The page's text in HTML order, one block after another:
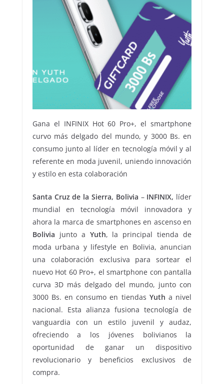
Gana el INFINIX Hot 60 Pro+, el smartphone
curvo más delgado del mundo, y 3000 Bs. en
consumo junto al líder en tecnología móvil y al
referente en moda juvenil, uniendo innovación
y estilo en esta colaboración
Santa Cruz de la Sierra, Bolivia – INFINIX, líder
mundial en tecnología móvil innovadora y
ahora la marca de smartphones en ascenso en
Bolivia junto a Yuth, la principal tienda de
moda urbana y lifestyle en Bolivia, anuncian
una colaboración exclusiva para sortear el
nuevo Hot 60 Pro+, el smartphone con pantalla
curva 3D más delgado del mundo, junto con
3000 Bs. en consumo en tiendas Yuth a nivel
nacional. Esta alianza fusiona tecnología de
vanguardia con un estilo juvenil y audaz,
ofreciendo a los jóvenes bolivianos la
oportunidad de ganar un dispositivo
revolucionario y beneficios exclusivos de
compra.